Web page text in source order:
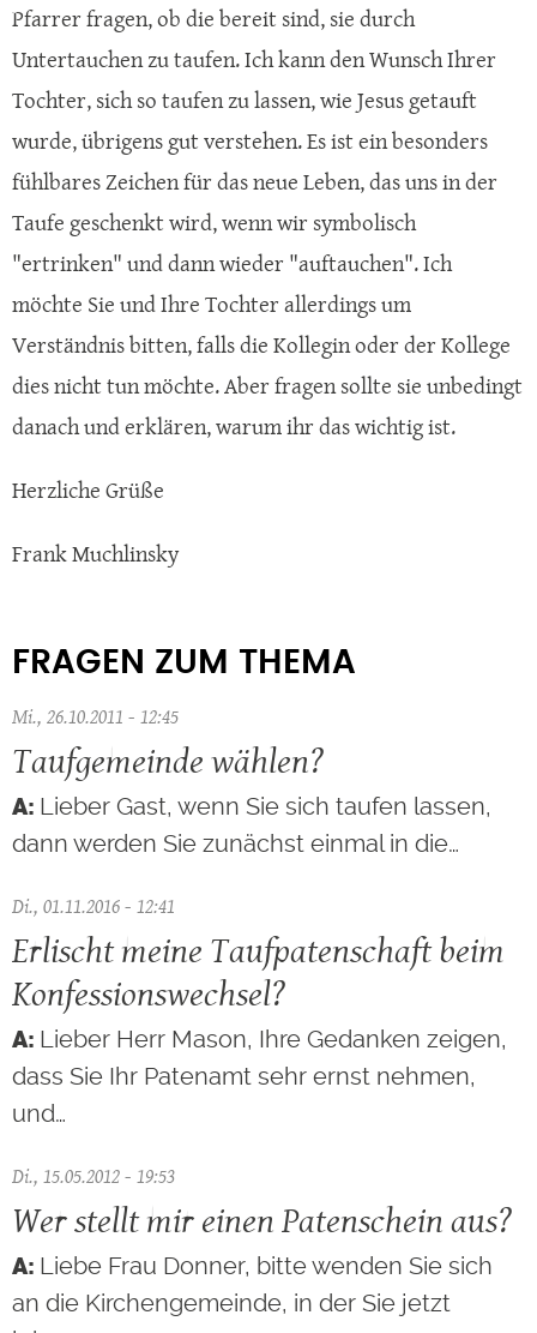
Pfarrer fragen, ob die bereit sind, sie durch
Untertauchen zu taufen. Ich kann den Wunsch Ihrer
Tochter, sich so taufen zu lassen, wie Jesus getauft
wurde, übrigens gut verstehen. Es ist ein besonders
fühlbares Zeichen für das neue Leben, das uns in der
Taufe geschenkt wird, wenn wir symbolisch
"ertrinken" und dann wieder "auftauchen". Ich
möchte Sie und Ihre Tochter allerdings um
Verständnis bitten, falls die Kollegin oder der Kollege
dies nicht tun möchte. Aber fragen sollte sie unbedingt
danach und erklären, warum ihr das wichtig ist.
Herzliche Grüße
Frank Muchlinsky
FRAGEN ZUM THEMA
Mi., 26.10.2011 - 12:45
Taufgemeinde wählen?
Lieber Gast, wenn Sie sich taufen lassen,
dann werden Sie zunächst einmal in die…
Di., 01.11.2016 - 12:41
Erlischt meine Taufpatenschaft beim
Konfessionswechsel?
Lieber Herr Mason, Ihre Gedanken zeigen,
dass Sie Ihr Patenamt sehr ernst nehmen,
und…
Di., 15.05.2012 - 19:53
Wer stellt mir einen Patenschein aus?
Liebe Frau Donner, bitte wenden Sie sich
an die Kirchengemeinde, in der Sie jetzt